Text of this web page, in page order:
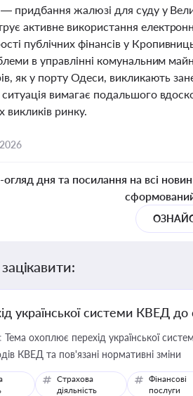
придбання жалюзі для суду у
активне використання
публічних фінансів у
в управлінні комунальним
як у порту Одеси, викликають
вимагає подальшого
викликів ринку.
дня та посилання на всі
української системи КВЕД до
Тема охоплює перехід української
КВЕД та пов'язані нормативні зміни
Страхова
діяльність
Фінансові
послуги